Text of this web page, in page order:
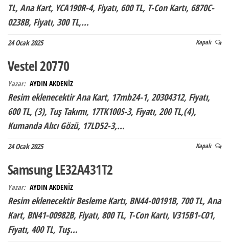
TL, Ana Kart, YCA190R-4, Fiyatı, 600 TL, T-Con Kartı, 6870C-
0238B, Fiyatı, 300 TL,…
24 Ocak 2025 Kapalı
Vestel 20770
Yazar: AYDIN AKDENİZ
Resim eklenecektir Ana Kart, 17mb24-1, 20304312, Fiyatı,
600 TL, (3), Tuş Takımı, 17TK100S-3, Fiyatı, 200 TL,(4),
Kumanda Alıcı Gözü, 17LD52-3,…
24 Ocak 2025 Kapalı
Samsung LE32A431T2
Yazar: AYDIN AKDENİZ
Resim eklenecektir Besleme Kartı, BN44-00191B, 700 TL, Ana
Kart, BN41-00982B, Fiyatı, 800 TL, T-Con Kartı, V315B1-C01,
Fiyatı, 400 TL, Tuş…